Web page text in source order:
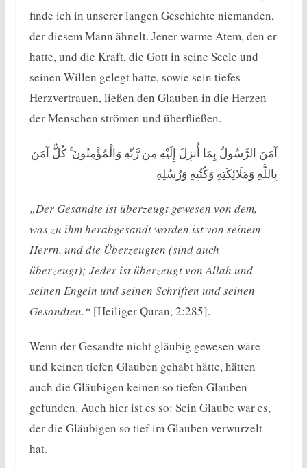
finde ich in unserer langen Geschichte niemanden,
der diesem Mann ähnelt. Jener warme Atem, den er
hatte, und die Kraft, die Gott in seine Seele und
seinen Willen gelegt hatte, sowie sein tiefes
Herzvertrauen, ließen den Glauben in die Herzen
der Menschen strömen und überfließen.
آمَنَ الرَّسُولُ بِمَا أُنزِلَ إِلَيْهِ مِن رَّبِّهِ وَالْمُؤْمِنُونَ ۚ كُلٌّ آمَنَ
بِاللَّهِ وَمَلَائِكَتِهِ وَكُتُبِهِ وَرُسُلِهِ
„Der Gesandte ist überzeugt gewesen von dem,
was zu ihm herabgesandt worden ist von seinem
Herrn, und die Überzeugten (sind auch
überzeugt); Jeder ist überzeugt von Allah und
seinen Engeln und seinen Schriften und seinen
Gesandten.“[Heiliger Quran, 2:285].
Wenn der Gesandte nicht gläubig gewesen wäre
und keinen tiefen Glauben gehabt hätte, hätten
auch die Gläubigen keinen so tiefen Glauben
gefunden. Auch hier ist es so: Sein Glaube war es,
der die Gläubigen so tief im Glauben verwurzelt
hat.